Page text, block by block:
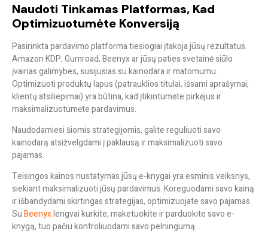
Naudoti Tinkamas Platformas, Kad
Optimizuotumėte Konversiją
Pasirinkta pardavimo platforma tiesiogiai įtakoja jūsų rezultatus.
Amazon KDP, Gumroad, Beenyx ar jūsų paties svetainė siūlo
įvairias galimybes, susijusias su kainodara ir matomumu.
Optimizuoti produktų lapus (patrauklios titulai, išsami aprašymai,
klientų atsiliepimai) yra būtina, kad įtikintumėte pirkėjus ir
maksimalizuotumėte pardavimus.
Naudodamiesi šiomis strategijomis, galite reguliuoti savo
kainodarą atsižvelgdami į paklausą ir maksimalizuoti savo
pajamas.
Teisingos kainos nustatymas jūsų e-knygai yra esminis veiksnys,
siekiant maksimalizuoti jūsų pardavimus. Koreguodami savo kainą
ir išbandydami skirtingas strategijas, optimizuojate savo pajamas.
SuBeenyxlengvai kurkite, maketuokite ir parduokite savo e-
knygą, tuo pačiu kontroliuodami savo pelningumą.